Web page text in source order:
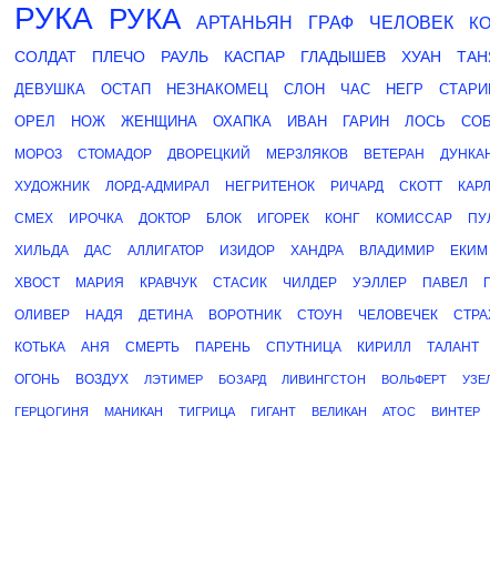
РУКА РУКА АРТАНЬЯН ГРАФ ЧЕЛОВЕК
СОЛДАТ
ПЛЕЧО РАУЛЬ КАСПАР ГЛАДЫШЕВ ХУАН
ДЕВУШКА
ОСТАП НЕЗНАКОМЕЦ СЛОН ЧАС НЕГР
ОРЕЛ
НОЖ ЖЕНЩИНА ОХАПКА ИВАН ГАРИН ЛОСЬ
МОРОЗ СТОМАДОР ДВОРЕЦКИЙ МЕРЗЛЯКОВ ВЕТЕРАН
ХУДОЖНИК ЛОРД-АДМИРАЛ НЕГРИТЕНОК РИЧАРД СКОТТ
СМЕХ ИРОЧКА ДОКТОР БЛОК ИГОРЕК КОНГ КОМИССАР
ХИЛЬДА ДАС АЛЛИГАТОР ИЗИДОР ХАНДРА ВЛАДИМИР ЕКИМ
ХВОСТ МАРИЯ КРАВЧУК СТАСИК ЧИЛДЕР УЭЛЛЕР ПАВЕЛ
ОЛИВЕР НАДЯ ДЕТИНА ВОРОТНИК СТОУН ЧЕЛОВЕЧЕК
КОТЬКА АНЯ СМЕРТЬ ПАРЕНЬ СПУТНИЦА КИРИЛЛ ТАЛАНТ
ОГОНЬ ВОЗДУХ ЛЭТИМЕР БОЗАРД ЛИВИНГСТОН ВОЛЬФЕРТ
ГЕРЦОГИНЯ МАНИКАН ТИГРИЦА ГИГАНТ ВЕЛИКАН АТОС ВИНТЕР